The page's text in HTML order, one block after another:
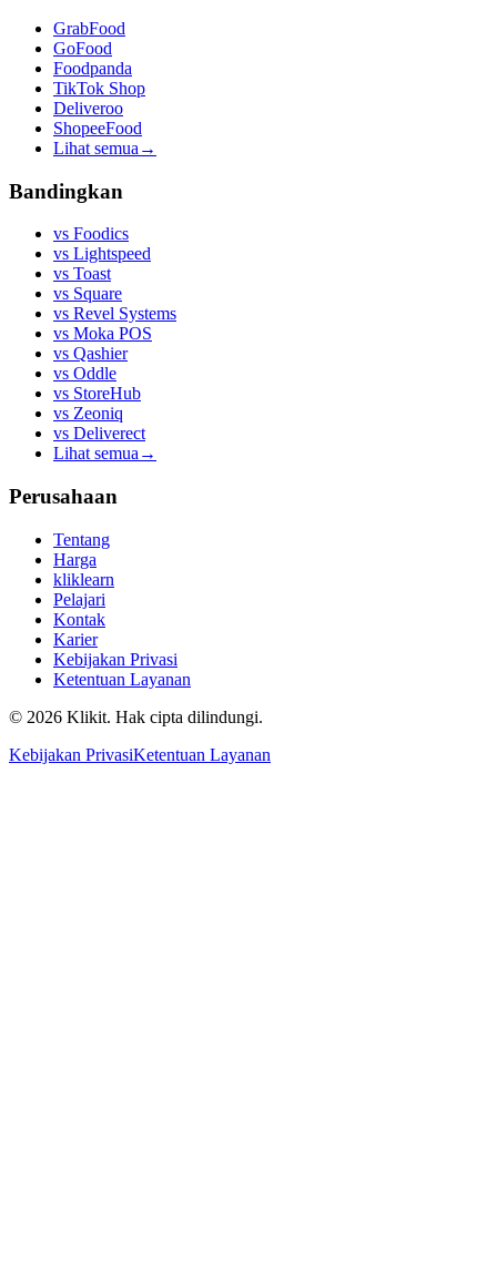
GrabFood
GoFood
Foodpanda
TikTok Shop
Deliveroo
ShopeeFood
Lihat semua →
Bandingkan
vs Foodics
vs Lightspeed
vs Toast
vs Square
vs Revel Systems
vs Moka POS
vs Qashier
vs Oddle
vs StoreHub
vs Zeoniq
vs Deliverect
Lihat semua →
Perusahaan
Tentang
Harga
kliklearn
Pelajari
Kontak
Karier
Kebijakan Privasi
Ketentuan Layanan
© 2026 Klikit. Hak cipta dilindungi.
Kebijakan PrivasiKetentuan Layanan